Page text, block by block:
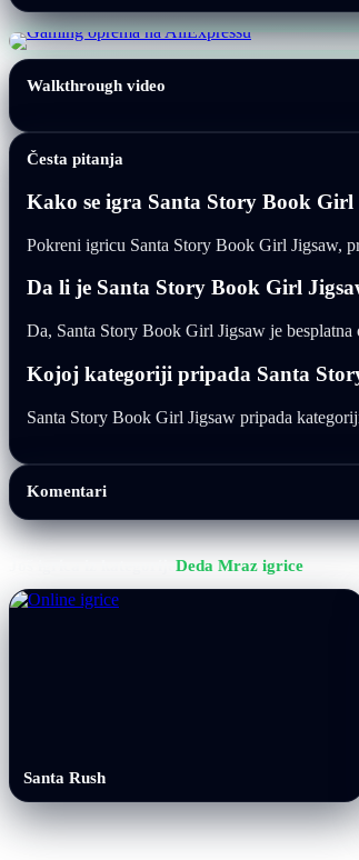
Walkthrough video
Česta pitanja
Kako se igra Santa Story Book Girl
Pokreni igricu Santa Story Book Girl Jigsaw,
Da li je Santa Story Book Girl
Da, Santa Story Book Girl Jigsaw je
Kojoj kategoriji pripada Santa
Santa Story Book Girl Jigsaw pripada
Komentari
Deda Mraz igrice
Santa Rush